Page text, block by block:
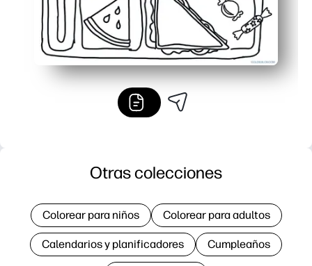
Otras colecciones
Colorear para niños Colorear para adultos
Calendarios y planificadores Cumpleaños